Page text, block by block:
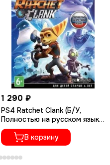
1 290 ₽
PS4 Ratchet Сlank (Б/У,
Полностью на русском языке,
CUSA-01073)
В корзину